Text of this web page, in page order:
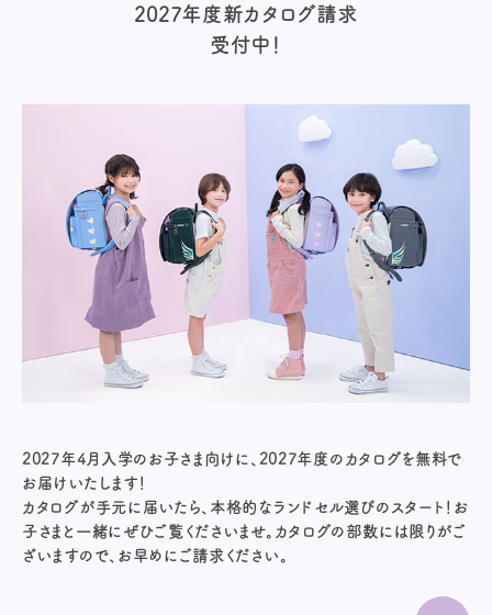
2027年度新カタログ請求
受付中！
2027年4月入学のお子さま向けに、2027年度のカタログを無料で
お届けいたします！
カタログが手元に届いたら、本格的なランドセル選びのスタート！お
子さまと一緒にぜひご覧くださいませ。カタログの部数には限りがご
ざいますので、お早めにご請求ください。